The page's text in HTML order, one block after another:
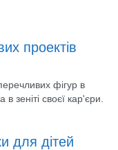
проектів
фігур в
зеніті своєї кар'єри.
для дітей